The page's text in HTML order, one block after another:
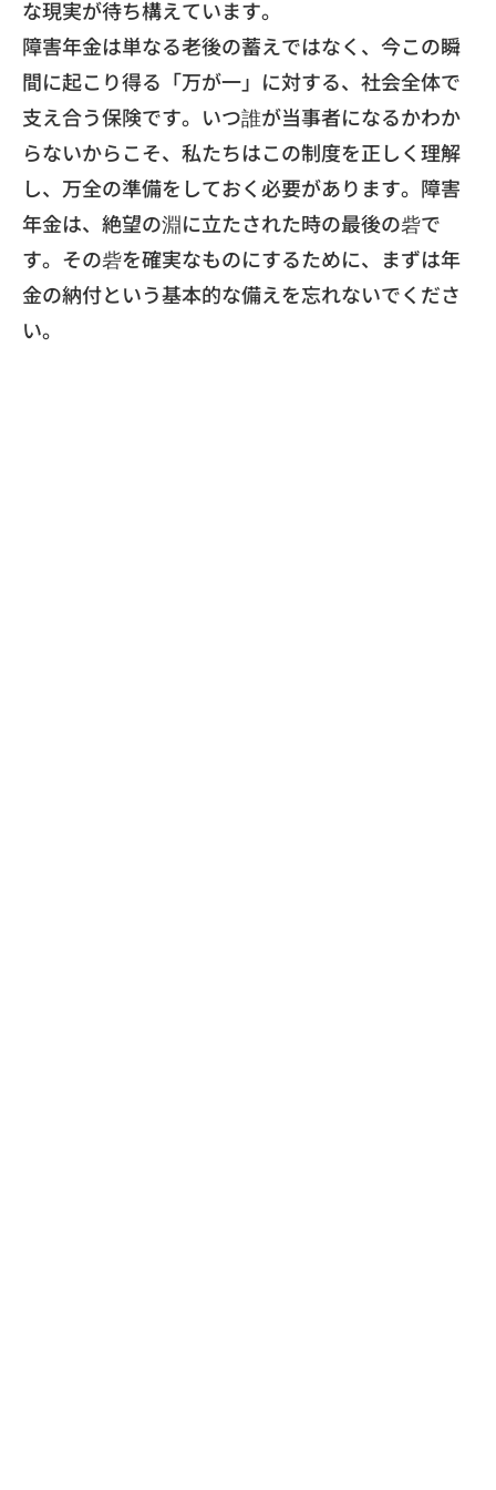
な現実が待ち構えています。
​障害年金は単なる老後の蓄えではなく、 今この瞬
間に起こり得る「万が一」に対する、 社会全体で
支え合う保険です。 いつ誰が当事者になるかわか
らないからこそ、 私たちはこの制度を正しく理解
し、 万全の準備をしておく必要があります。障害
年金は、 絶望の淵に立たされた時の最後の砦で
す。 その砦を確実なものにするために、 まずは年
金の納付という基本的な備えを忘れないでくださ
い。